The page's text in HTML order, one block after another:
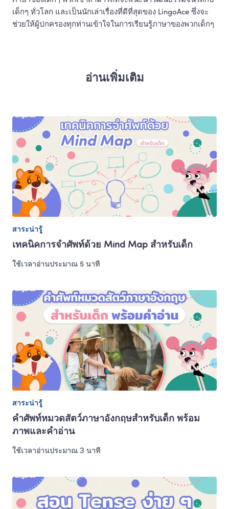
เด็กๆ ทั่วโลก และเป็นนักเล่าเรื่องที่ดีที่สุดของ LingoAce ซึ่งจะ
ช่วยให้ผู้ปกครองทุกท่านเข้าใจในการเรียนรู้ภาษาของพวกเด็กๆ
อ่านเพิ่มเติม
สาระน่ารู้
เทคนิคการจำศัพท์ด้วย Mind Map สำหรับเด็ก
ใช้เวลาอ่านประมาณ 5 นาที
สาระน่ารู้
คำศัพท์หมวดสัตว์ภาษาอังกฤษสำหรับเด็ก พร้อม
ภาพและคำอ่าน
ใช้เวลาอ่านประมาณ 3 นาที